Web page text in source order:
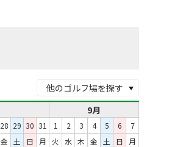
他のゴルフ場を探す
9月
28 29 30 31 1 2 3 4 5 6
7
金 土 日 月 火 水 木 金 土 日 月